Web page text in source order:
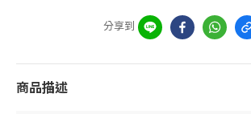
分享到
商品描述